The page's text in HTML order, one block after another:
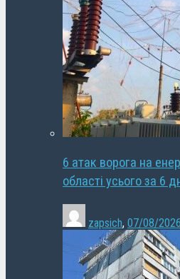
6 атак ворога на
області усього за 6
zapsich, 07/08/2026